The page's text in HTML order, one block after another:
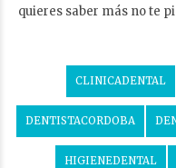
quieres saber más no te
CLINICADENTAL
DENTISTACORDOBA
HIGIENEDENTAL